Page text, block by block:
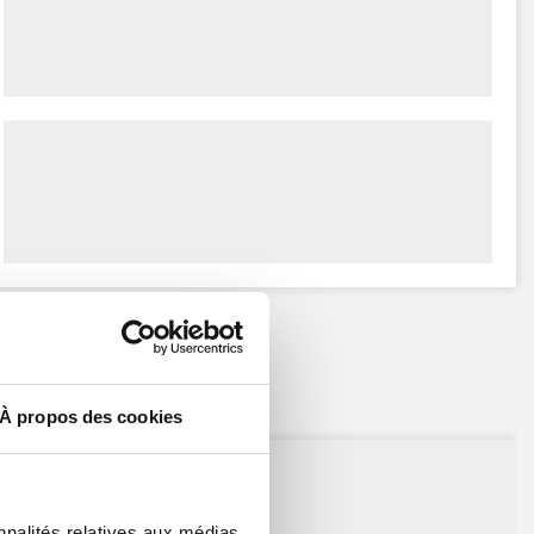
À propos des cookies